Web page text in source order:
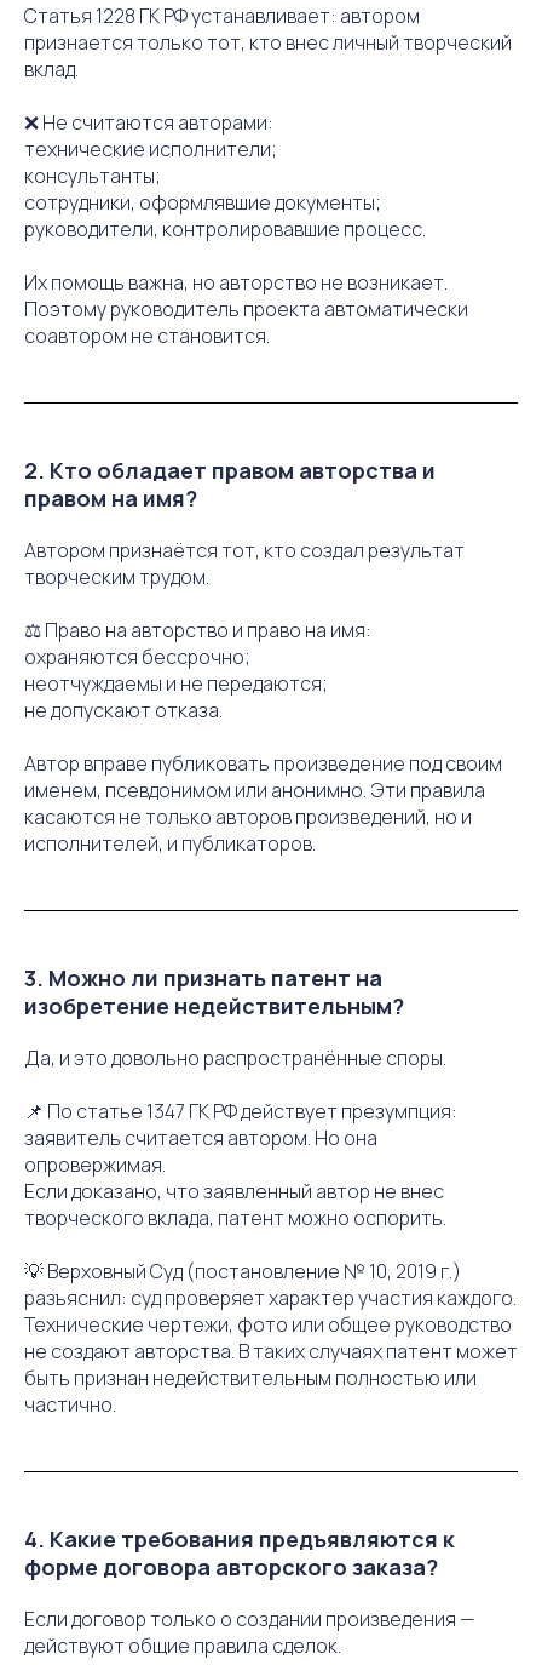
Статья 1228 ГК РФ устанавливает: автором
признается только тот, кто внес личный творческий
вклад.
❌ Не считаются авторами:
технические исполнители;
консультанты;
сотрудники, оформлявшие документы;
руководители, контролировавшие процесс.
Их помощь важна, но авторство не возникает.
Поэтому руководитель проекта автоматически
соавтором не становится.
2. Кто обладает правом авторства и
правом на имя?
Автором признаётся тот, кто создал результат
творческим трудом.
⚖ Право на авторство и право на имя:
охраняются бессрочно;
неотчуждаемы и не передаются;
не допускают отказа.
Автор вправе публиковать произведение под своим
именем, псевдонимом или анонимно. Эти правила
касаются не только авторов произведений, но и
исполнителей, и публикаторов.
3. Можно ли признать патент на
изобретение недействительным?
Да, и это довольно распространённые споры.
📌 По статье 1347 ГК РФ действует презумпция:
заявитель считается автором. Но она
опровержимая.
Если доказано, что заявленный автор не внес
творческого вклада, патент можно оспорить.
💡 Верховный Суд (постановление № 10, 2019 г.)
разъяснил: суд проверяет характер участия каждого.
Технические чертежи, фото или общее руководство
не создают авторства. В таких случаях патент может
быть признан недействительным полностью или
частично.
4. Какие требования предъявляются к
форме договора авторского заказа?
Если договор только о создании произведения —
действуют общие правила сделок.